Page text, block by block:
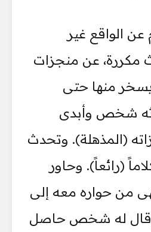
عن الواقع غير
مكررة، عن منجزات
منها حتى
شخص وأبدى
(المذهلة). وتحدث
(رائعاً). وحاور
من حواره معه إلى
وقال له شخص حاصل